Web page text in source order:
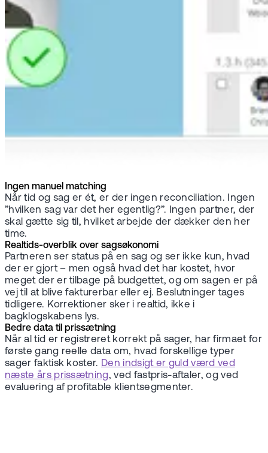
Ingen manuel matching
Når tid og sag er ét, er der ingen reconciliation. Ingen
”hvilken sag var det her egentlig?”. Ingen partner, der
skal gætte sig til, hvilket arbejde der dækker den her
time.
Realtids-overblik over sagsøkonomi
Partneren ser status på en sag og ser ikke kun, hvad
der er gjort – men også hvad det har kostet, hvor
meget der er tilbage på budgettet, og om sagen er på
vej til at blive fakturerbar eller ej. Beslutninger tages
tidligere. Korrektioner sker i realtid, ikke i
bagklogskabens lys.
Bedre data til prissætning
Når al tid er registreret korrekt på sager, har firmaet for
første gang reelle data om, hvad forskellige typer
sager faktisk koster. Den indsigt er guld værd ved
næste års prissætning, ved fastpris-aftaler, og ved
evaluering af profitable klientsegmenter.